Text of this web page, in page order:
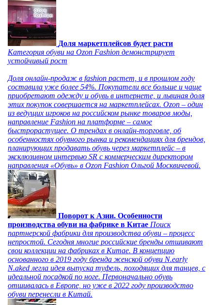
Доля маркетплейсов будет расти
Категория обуви на Ozon Fashion демонстрирует
устойчивый рост
Доля онлайн-продаж в fashion растет, и в прошлом году
составила уже более 54%. Покупатели все больше и чаще
приобретают одежду и обувь в интернете, и львиная доля
этих покупок совершается на маркетплейсах. Ozon – один
из ведущих игроков на российском рынке товаров моды,
направление Fashion на платформе – самое
быстрорастущее. О трендах в онлайн-торговле, об
особенностях обувного рынка и рекомендациях для брендов,
планирующих продавать обувь через маркетплейс – в
эксклюзивном интервью SR с коммерческим директором
направления «Обувь» в Ozon Fashion Ольгой Москвичевой.
Поворот к Азии. Особенности
производства обуви на фабрике в Китае Поиск
партнерской фабрики для производства обуви – процесс
непростой. Сегодня многие российские бренды отшивают
свои коллекции на фабриках в Китае. В концепцию
основанного в 2019 году бренда женской обуви N.early
N.aked легла идея выпуска туфель, походящих для танцев, с
идеальной посадкой по ноге. Первоначально обувь
отшивалась в Европе, но уже в 2022 году производство
обуви перенесли в Китай.